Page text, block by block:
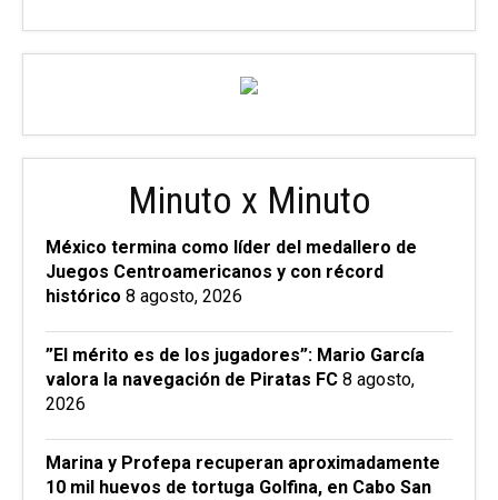
Minuto x Minuto
México termina como líder del medallero de
Juegos Centroamericanos y con récord
histórico 8 agosto, 2026
”El mérito es de los jugadores”: Mario García
valora la navegación de Piratas FC 8 agosto,
2026
Marina y Profepa recuperan aproximadamente
10 mil huevos de tortuga Golfina, en Cabo San